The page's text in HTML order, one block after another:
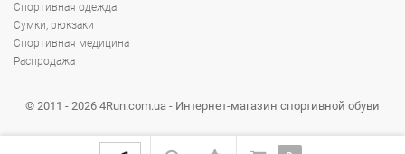
Спортивная одежда
Сумки, рюкзаки
Спортивная медицина
Распродажа
© 2011 - 2026 4Run.com.ua - Интернет-магазин спортивной обуви